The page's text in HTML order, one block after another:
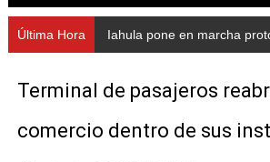
Balance semestral impulsa
Plan Vacacional Comunitario “Ríe
Alcaldía del Municipio Libertador
Fundacite Mérida dicta taller
Última Hora Iahula pone en marcha protocolo de triaje
Terminal de pasajeros
comercio dentro de sus